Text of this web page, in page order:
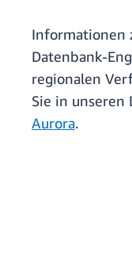
Informationen
Datenbank-
regionalen
Sie in unseren
Aurora.